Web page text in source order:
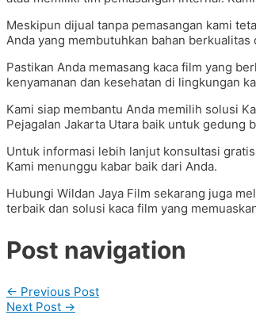
Meskipun dijual tanpa pemasangan kami
Anda yang membutuhkan bahan
Pastikan Anda memasang kaca film yang
kenyamanan dan kesehatan di lingkungan
Kami siap membantu Anda memilih solusi
Pejagalan Jakarta Utara baik untuk gedung
Untuk informasi lebih lanjut konsultasi
Kami menunggu kabar baik dari Anda.
Hubungi Wildan Jaya Film sekarang juga
terbaik dan solusi kaca film yang
Post navigation
← Previous Post
Next Post →